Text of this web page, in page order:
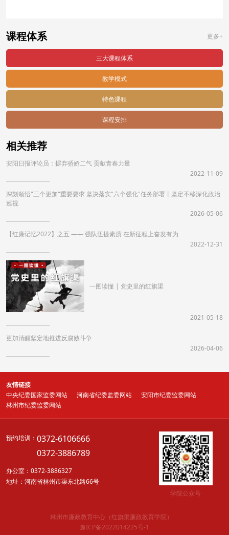
课程体系 更多+
三大课程体系
教学模式
特色课程
课程安排
相关推荐
​​安阳日报评论员：摒弃骄娇二气 贡献青春力量
2022-11-09
深刻领悟"三个更加"重要要求 坚决落实"六个强化"任务部署丨坚定不移深化政治
巡视
2026-05-06
【红廉记忆2022】之五 —— 强队伍提素质 在新征程上奋发有为
2022-12-31
一图读懂 | 党史里的红旗渠
2021-05-18
更加清醒坚定地推进反腐败斗争
2026-04-06
友情链接
中央纪委国家监委网站
河南省纪委监委网站
安阳市纪委监委网站
林州市纪委监委网站
预约培训： 0372-6106666
0372-3886789
办公室：0372-3886327
地址：河南省林州市渠东北路66号
学院公众号
林州市廉政教育中心（红旗渠廉政教育学院）
豫ICP备2022014225号-1